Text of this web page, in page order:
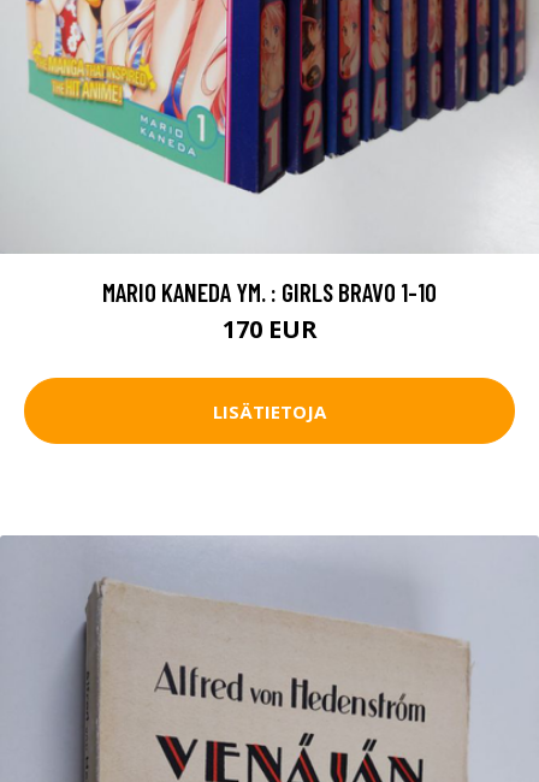
MARIO KANEDA YM. : GIRLS BRAVO 1-10
170 EUR
LISÄTIETOJA